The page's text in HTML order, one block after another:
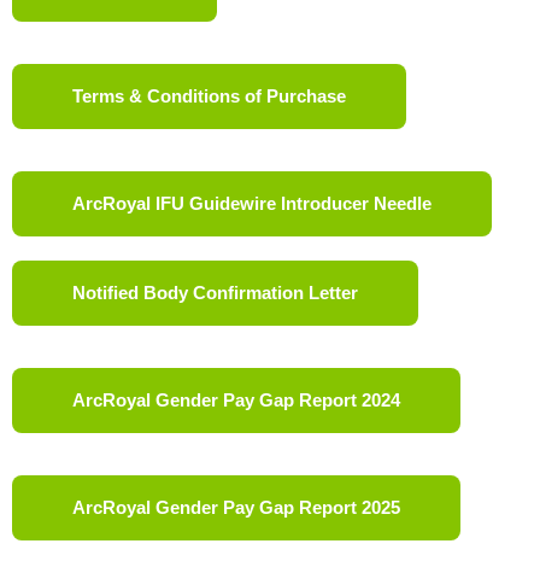
Terms & Conditions of Purchase
ArcRoyal IFU Guidewire Introducer Needle
Notified Body Confirmation Letter
ArcRoyal Gender Pay Gap Report 2024
ArcRoyal Gender Pay Gap Report 2025